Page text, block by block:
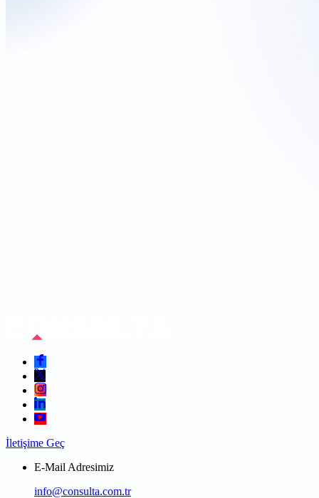
İletişime Geç
E-Mail Adresimiz
info@consulta.com.tr